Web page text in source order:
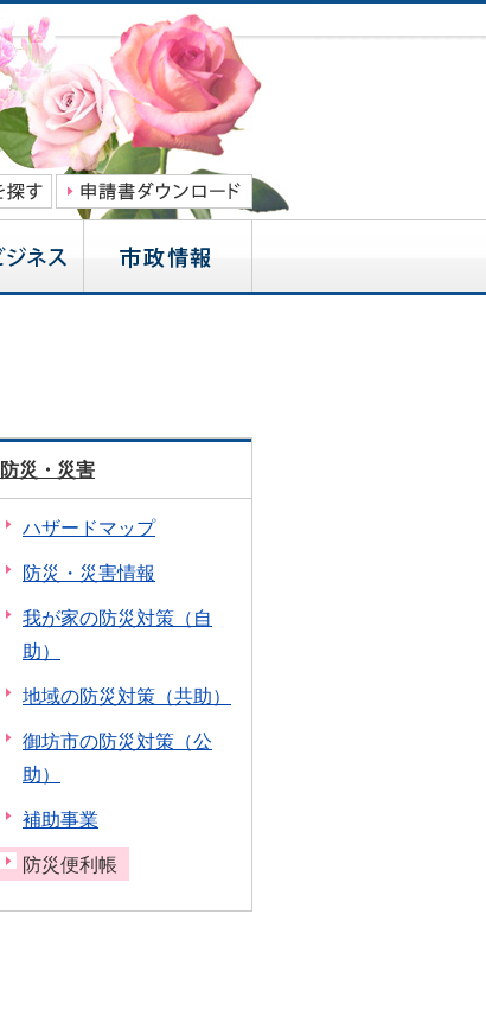
防災・災害
ハザードマップ
防災・災害情報
我が家の防災対策（自
助）
地域の防災対策（共助）
御坊市の防災対策（公
助）
補助事業
防災便利帳